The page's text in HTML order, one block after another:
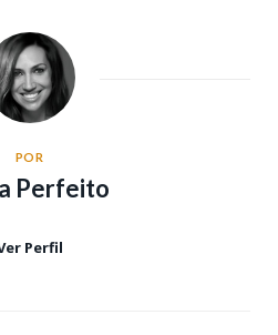
POR
Perfeito
Perfil